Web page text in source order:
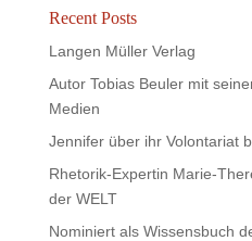
Recent Posts
Langen Müller Verlag
Autor Tobias Beuler mit
Medien
Jennifer über ihr Volontariat
Rhetorik-Expertin Marie-
der WELT
Nominiert als Wissensbuch